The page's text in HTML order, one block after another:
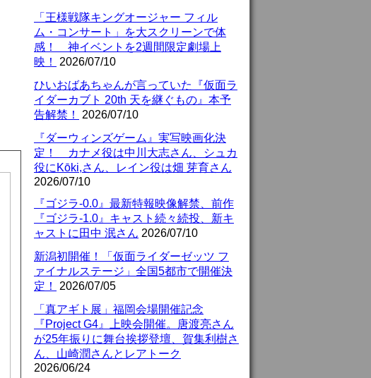
「王様戦隊キングオージャー フィル
ム・コンサート」を大スクリーンで体
感！ 神イベントを2週間限定劇場上
映！
2026/07/10
ひいおばあちゃんが言っていた『仮面ラ
イダーカブト 20th 天を継ぐもの』本予
告解禁！
2026/07/10
『ダーウィンズゲーム』実写映画化決
定！ カナメ役は中川大志さん、シュカ
役にKōki,さん、レイン役は畑 芽育さん
2026/07/10
『ゴジラ-0.0』最新特報映像解禁、前作
『ゴジラ-1.0』キャスト続々続投、新キ
ャストに田中 泯さん 2026/07/10
新潟初開催！「仮面ライダーゼッツ フ
ァイナルステージ」全国5都市で開催決
定！
2026/07/05
「真アギト展」福岡会場開催記念
『Project G4』上映会開催。唐渡亮さん
が25年振りに舞台挨拶登壇、賀集利樹さ
ん、山崎潤さんとレアトーク
2026/06/24